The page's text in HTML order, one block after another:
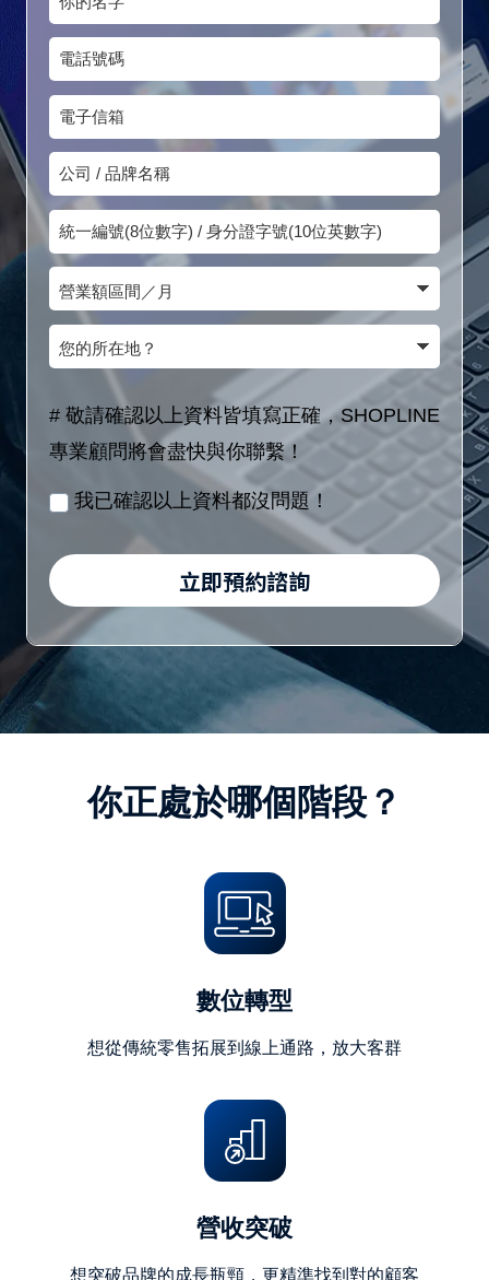
的
名
字
電
話
號
碼
電
子
信
箱
公
司
/
品
牌
名
統
一
編
號
(8
/
分
字
營
業
額
間
／
月
您
的
所
在
# 敬請確認以上資料皆填寫正確，SHOPLINE
專業顧問將會盡快與你聯繫！
我已確認以上資料都沒問題！
立即預約諮詢
你正處於哪個階段？
數位轉型
想從傳統零售拓展到線上通路，放大客群
營收突破
想突破品牌的成長瓶頸，更精準找到對的顧客